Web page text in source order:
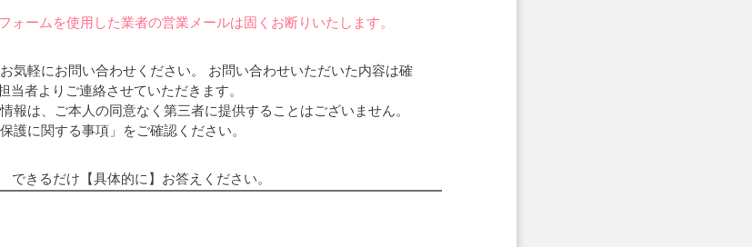
ォームを使用した業者の営業メールは固くお断りいたします。
気軽にお問い合わせください。 お問い合わせいただいた内容は確
当者よりご連絡させていただきます。
報は、ご本人の同意なく第三者に提供することはございません。
護に関する事項」をご確認ください。
できるだけ【具体的に】 お答えください。